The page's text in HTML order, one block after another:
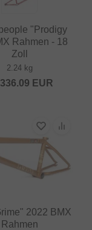
"Prodigy
Rahmen - 18
Zoll
2.24 kg
336.09 EUR
2022 BMX
Rahmen